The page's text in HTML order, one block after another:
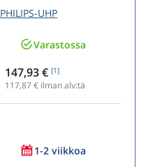
PHILIPS-UHP
Varastossa
147,93 € [1]
117,87 € ilman alv:tä
1-2 viikkoa